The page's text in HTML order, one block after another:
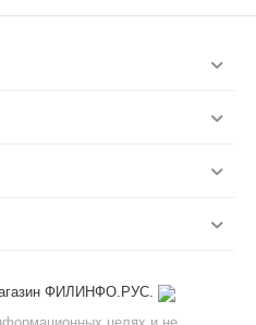
ФИЛИНФО.РУС.